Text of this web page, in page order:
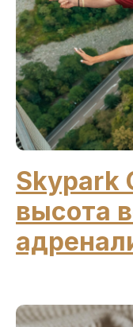
Skypark
высота